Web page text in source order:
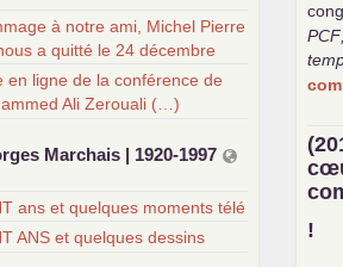
à notre ami, Michel Pierre
a quitté le 24 décembre
en ligne de la conférence de
Ali Zerouali (…)
Marchais | 1920-1997
ans et quelques moments télé
ANS et quelques dessins
PCF
!